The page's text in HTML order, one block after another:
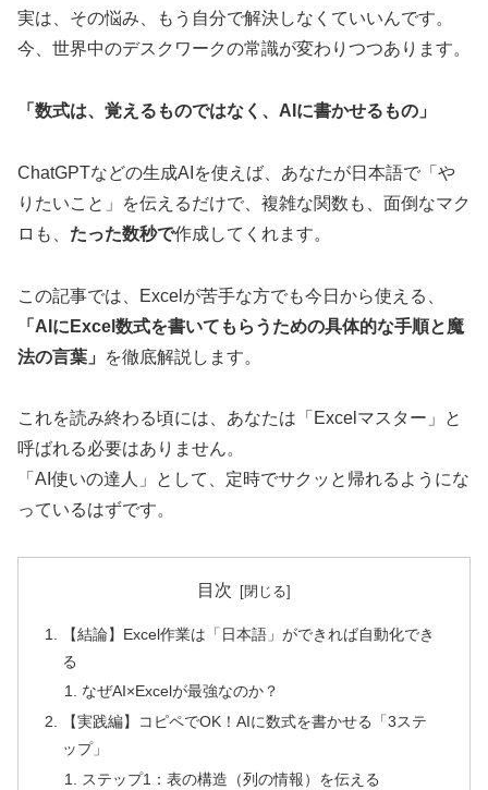
実は、その悩み、もう自分で解決しなくていいんです。
今、世界中のデスクワークの常識が変わりつつあります。
「数式は、覚えるものではなく、AIに書かせるもの」
ChatGPTなどの生成AIを使えば、あなたが日本語で「や
りたいこと」を伝えるだけで、複雑な関数も、面倒なマク
ロも、 たった数秒で作成してくれます。
この記事では、Excelが苦手な方でも今日から使える、
「AIにExcel数式を書いてもらうための具体的な手順と魔
法の言葉」
を徹底解説します。
これを読み終わる頃には、あなたは「Excelマスター」と
呼ばれる必要はありません。
「AI使いの達人」として、定時でサクッと帰れるようにな
っているはずです。
目次
【結論】Excel作業は「日本語」ができれば自動化でき
る
なぜAI×Excelが最強なのか？
【実践編】コピペでOK！AIに数式を書かせる「3ステ
ップ」
ステップ1：表の構造（列の情報）を伝える